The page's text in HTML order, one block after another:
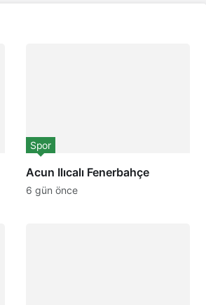
Acun Ilıcalı Fenerbahçe
Spor
6 gün önce